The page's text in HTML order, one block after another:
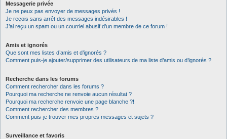
Messagerie privée
Je ne peux pas envoyer de messages privés !
Je reçois sans arrêt des messages indésirables !
J’ai reçu un spam ou un courriel abusif d’un membre de ce forum !
Amis et ignorés
Que sont mes listes d’amis et d’ignorés ?
Comment puis-je ajouter/supprimer des utilisateurs de ma liste d’amis ou d’ignorés ?
Recherche dans les forums
Comment rechercher dans les forums ?
Pourquoi ma recherche ne renvoie aucun résultat ?
Pourquoi ma recherche renvoie une page blanche ?!
Comment rechercher des membres ?
Comment puis-je trouver mes propres messages et sujets ?
Surveillance et favoris